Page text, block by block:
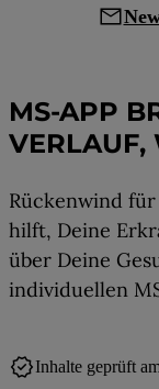
mail
MS-APP
VERLAUF,
Rückenwind
hilft, Deine
über Deine
individuellen
verifiedInhalte geprüft